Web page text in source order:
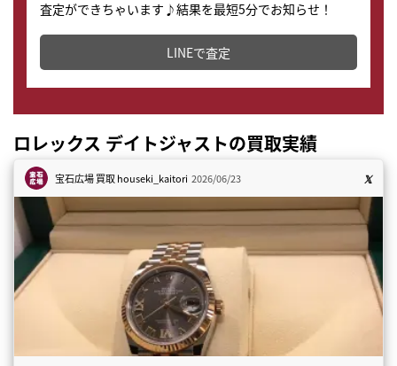
査定ができちゃいます♪結果を最短5分でお知らせ！
どこからでもすぐに査定金額を知ることが出来ます。
LINEで査定
ロレックス デイトジャストの買取実績
宝石広場 買取houseki_kaitori 2026/06/23